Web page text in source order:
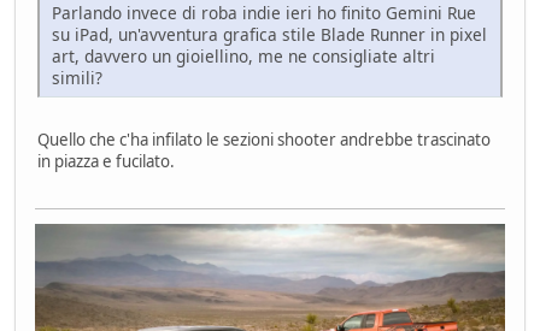
Parlando invece di roba indie ieri ho finito Gemini Rue
su iPad, un'avventura grafica stile Blade Runner in pixel
art, davvero un gioiellino, me ne consigliate altri
simili?
Quello che c'ha infilato le sezioni shooter andrebbe trascinato
in piazza e fucilato.